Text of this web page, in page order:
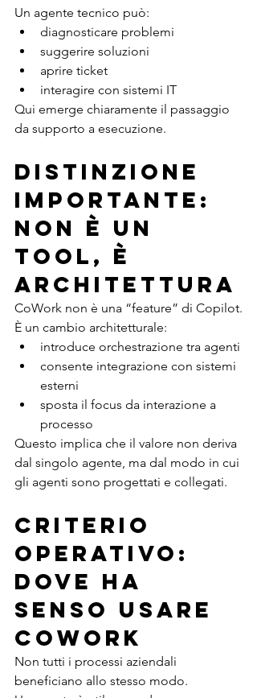
Un agente tecnico può:
diagnosticare problemi
suggerire soluzioni
aprire ticket
interagire con sistemi IT
Qui emerge chiaramente il passaggio
da supporto a esecuzione.
Distinzione
importante:
non è un
tool, è
architettura
CoWork non è una “feature” di Copilot.
È un cambio architetturale:
introduce orchestrazione tra agenti
consente integrazione con sistemi
esterni
sposta il focus da interazione a
processo
Questo implica che il valore non deriva
dal singolo agente, ma dal modo in cui
gli agenti sono progettati e collegati.
Criterio
operativo:
dove ha
senso usare
CoWork
Non tutti i processi aziendali
beneficiano allo stesso modo.